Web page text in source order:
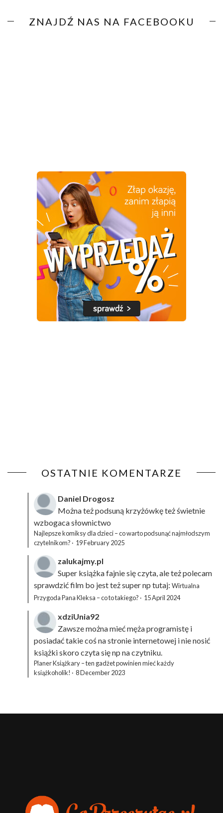
ZNAJDŹ NAS NA FACEBOOKU
OSTATNIE KOMENTARZE
Daniel Drogosz
Można też podsuną krzyżówkęteż świetnie
wzbogaca słownictwo
Najlepsze komiksy dla dzieci – co warto podsunąć najmłodszym
czytelnikom? · 19 February 2025
zalukajmy.pl
Super książka fajnie się czyta, ale też polecam
sprawdzić film bo jest też super np tutaj: Wirtualna
Przygoda Pana Kleksa – co to takiego? · 15 April 2024
xdziUnia92
Zawsze można mieć męża programistę i
posiadać takie coś na stronie internetowej i nie nosić
książki skoro czyta się np na czytniku.
Planer Książkary – ten gadżet powinien mieć każdy
książkoholik! · 8 December 2023